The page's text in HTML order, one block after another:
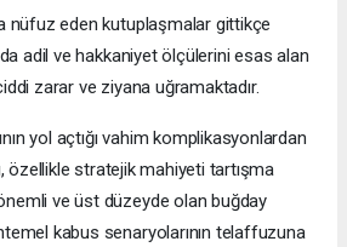
nüfuz eden kutuplaşmalar gittikçe
adil ve hakkaniyet ölçülerini esas alan
zarar ve ziyana uğramaktadır.
yol açtığı vahim komplikasyonlardan
özellikle stratejik mahiyeti tartışma
ve üst düzeyde olan buğday
kabus senaryolarının telaffuzuna